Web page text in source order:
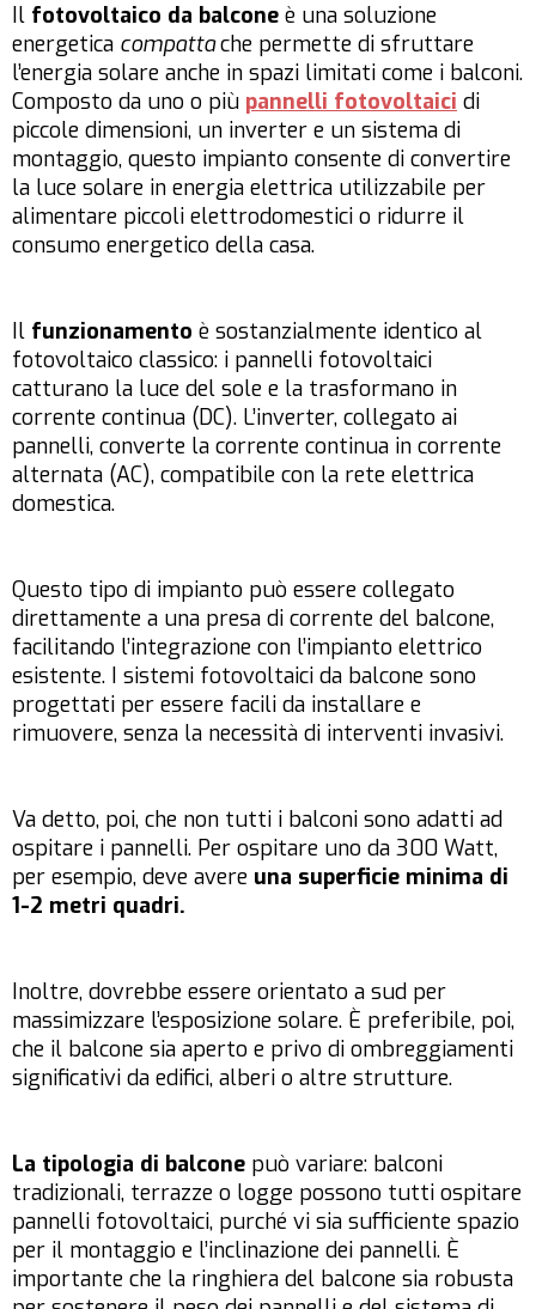
Il fotovoltaico da balcone è una soluzione
energetica compattache permette di sfruttare
l’energia solare anche in spazi limitati come i balconi.
Composto da uno o più pannelli fotovoltaici di
piccole dimensioni, un inverter e un sistema di
montaggio, questo impianto consente di convertire
la luce solare in energia elettrica utilizzabile per
alimentare piccoli elettrodomestici o ridurre il
consumo energetico della casa.
Il funzionamento è sostanzialmente identico al
fotovoltaico classico: i pannelli fotovoltaici
catturano la luce del sole e la trasformano in
corrente continua (DC). L’inverter, collegato ai
pannelli, converte la corrente continua in corrente
alternata (AC), compatibile con la rete elettrica
domestica.
Questo tipo di impianto può essere collegato
direttamente a una presa di corrente del balcone,
facilitando l’integrazione con l’impianto elettrico
esistente. I sistemi fotovoltaici da balcone sono
progettati per essere facili da installare e
rimuovere, senza la necessità di interventi invasivi.
Va detto, poi, che non tutti i balconi sono adatti ad
ospitare i pannelli. Per ospitare uno da 300 Watt,
per esempio, deve avere una superficie minima di
1-2 metri quadri.
Inoltre, dovrebbe essere orientato a sud per
massimizzare l’esposizione solare. È preferibile, poi,
che il balcone sia aperto e privo di ombreggiamenti
significativi da edifici, alberi o altre strutture.
La tipologia di balcone può variare: balconi
tradizionali, terrazze o logge possono tutti ospitare
pannelli fotovoltaici, purché vi sia sufficiente spazio
per il montaggio e l’inclinazione dei pannelli. È
importante che la ringhiera del balcone sia robusta